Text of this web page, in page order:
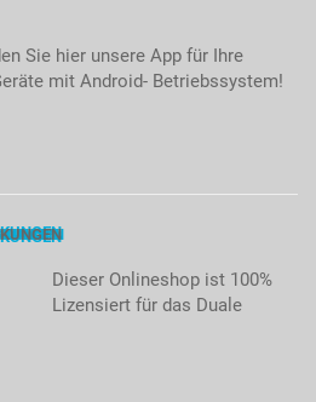
Sie hier unsere App für Ihre
mit Android- Betriebssystem!
Dieser Onlineshop ist 100%
Lizensiert für das Duale